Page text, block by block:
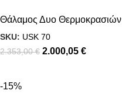
Θάλαμος Δυο Θερμοκρασιών
SKU: USK 70
2.353,00€ 2.000,05 €
-15%